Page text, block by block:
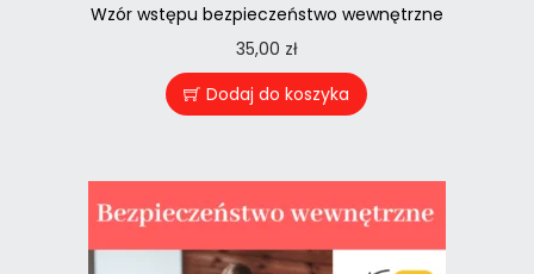
Wzór wstępu bezpieczeństwo wewnętrzne
35,00 zł
Dodaj do koszyka